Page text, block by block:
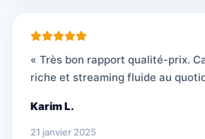
« Très bon rapport qualité-prix.
riche et streaming fluide au
Karim L.
21 janvier 2025